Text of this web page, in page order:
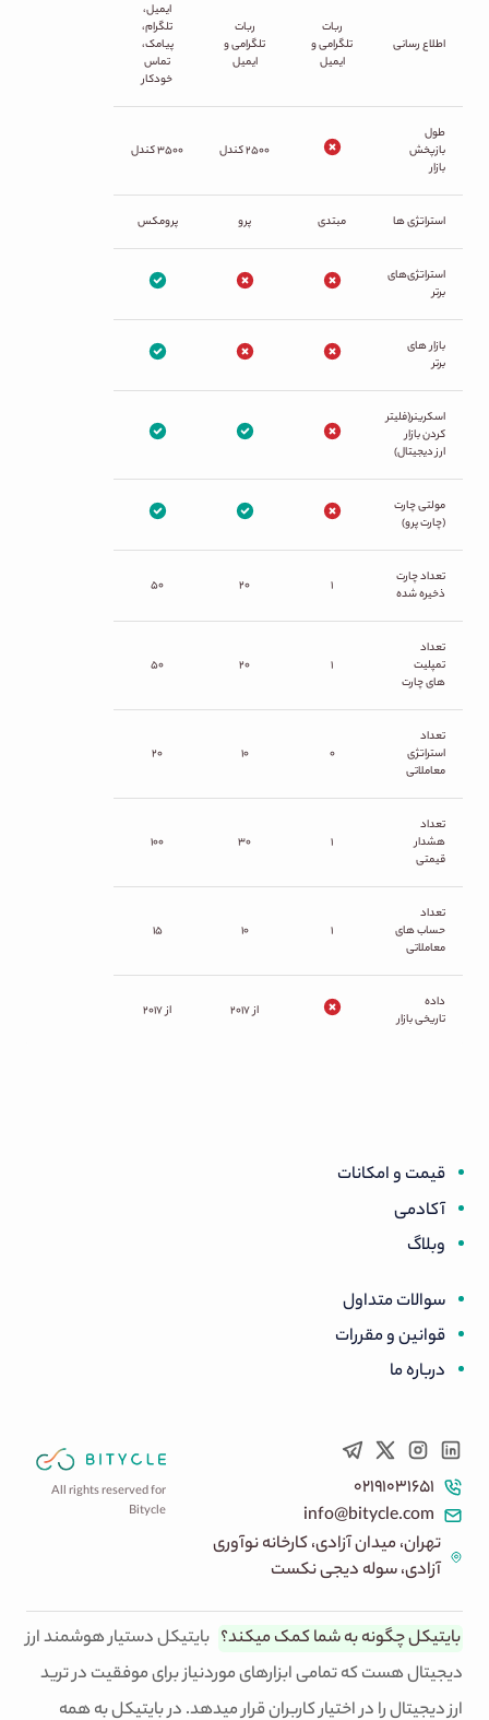
اطلاع رسانی
ربات
تلگرامی و
ایمیل
ربات
تلگرامی و
ایمیل
ایمیل،
تلگرام،
پیامک،
تماس
خودکار
طول
بازپخش
بازار
۲۵۰۰ کندل ۳۵۰۰ کندل
استراتژی ها مبتدی پرو پرومکس
استراتژی‌های
برتر
بازار های
برتر
اسکرینر(فلیتر
کردن بازار
ارز دیجیتال)
مولتی چارت
(چارت پرو)
تعداد چارت
ذخیره شده
۱ ۲۰ ۵۰
تعداد
تمپلیت
های چارت
۱ ۲۰ ۵۰
تعداد
استراتژی
معاملاتی
۰ ۱۰ ۲۰
تعداد
هشدار
قیمتی
۱ ۳۰ ۱۰۰
تعداد
حساب های
معاملاتی
۱ ۱۰ ۱۵
داده
تاریخی بازار
از ۲۰۱۷ از ۲۰۱۷
قیمت و امکانات
آکادمی
وبلاگ
سوالات متداول
قوانین و مقررات
درباره ما
۰۲۱۹۱۰۳۱۶۵۱
info@bitycle.com
تهران، میدان آزادی، کارخانه نوآوری
آزادی، سوله دیجی نکست
All rights reserved for
Bitycle
بایتیکل چگونه به شما کمک میکند؟ بایتیکل دستیار هوشمند ارز
دیجیتال هست که تمامی ابزارهای موردنیاز برای موفقیت در ترید
ارز دیجیتال را در اختیار کاربران قرار میدهد. در بایتیکل به همه